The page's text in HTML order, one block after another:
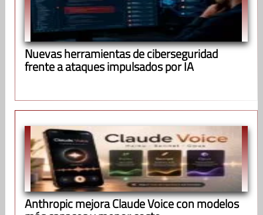
Nuevas herramientas de ciberseguridad
frente a ataques impulsados por IA
Anthropic mejora Claude Voice con modelos